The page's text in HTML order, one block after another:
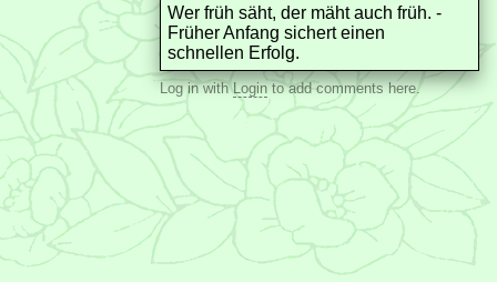
Wer früh säht, der mäht auch früh. -
Früher Anfang sichert einen
schnellen Erfolg.
Log in withLoginto add comments here.